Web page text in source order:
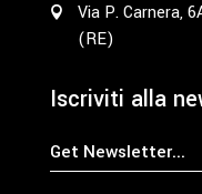
Via P. Carnera,
(RE)
Iscriviti alla